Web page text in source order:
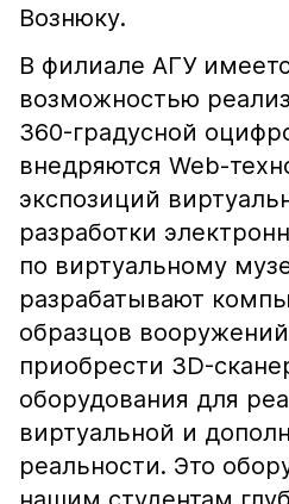
Вознюку.
В филиале АГУ
возможностью
360-градусной
внедряются Web-
экспозиций
разработки
по виртуальному
разрабатывают
образцов
приобрести 3D-
оборудования для
виртуальной и
реальности. Это